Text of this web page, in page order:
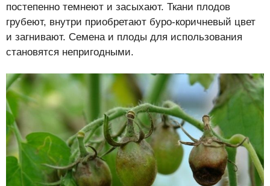
постепенно темнеют и засыхают. Ткани плодов
грубеют, внутри приобретают буро-коричневый цвет
и загнивают. Семена и плоды для использования
становятся непригодными.